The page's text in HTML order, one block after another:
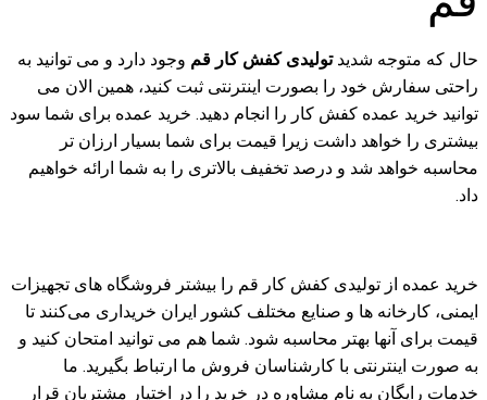
حال که متوجه شدیدتولیدی کفش کار قم وجود دارد و می توانید به
راحتی سفارش خود را بصورت اینترنتی ثبت کنید، همین الان می
توانید خرید عمده کفش کار را انجام دهید. خرید عمده برای شما سود
بیشتری را خواهد داشت زیرا قیمت برای شما بسیار ارزان تر
محاسبه خواهد شد و درصد تخفیف بالاتری را به شما ارائه خواهیم
داد.
خرید عمده از تولیدی کفش کار قم را بیشتر فروشگاه های تجهیزات
ایمنی، کارخانه ها و صنایع مختلف کشور ایران خریداری می‌کنند تا
قیمت برای آنها بهتر محاسبه شود. شما هم می توانید امتحان کنید و
به صورت اینترنتی با کارشناسان فروش ما ارتباط بگیرید. ما
خدمات رایگان به نام مشاوره در خرید را در اختیار مشتریان قرار